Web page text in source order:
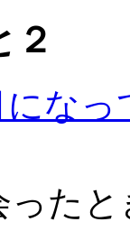
２
にな
った